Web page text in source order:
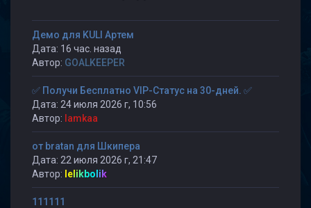
Демо для KULI Артем
Дата: 16 час. назад
Автор: GOALKEEPER
✅ Получи Бесплатно VIP-Статус на 30-дней. ✅
Дата: 24 июля 2026 г, 10:56
Автор: lamkaa
от bratan для Шкипера
Дата: 22 июля 2026 г, 21:47
Автор: lelikbolik
111111